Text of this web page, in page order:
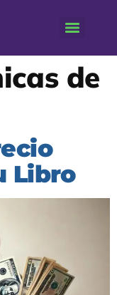
de
Libro